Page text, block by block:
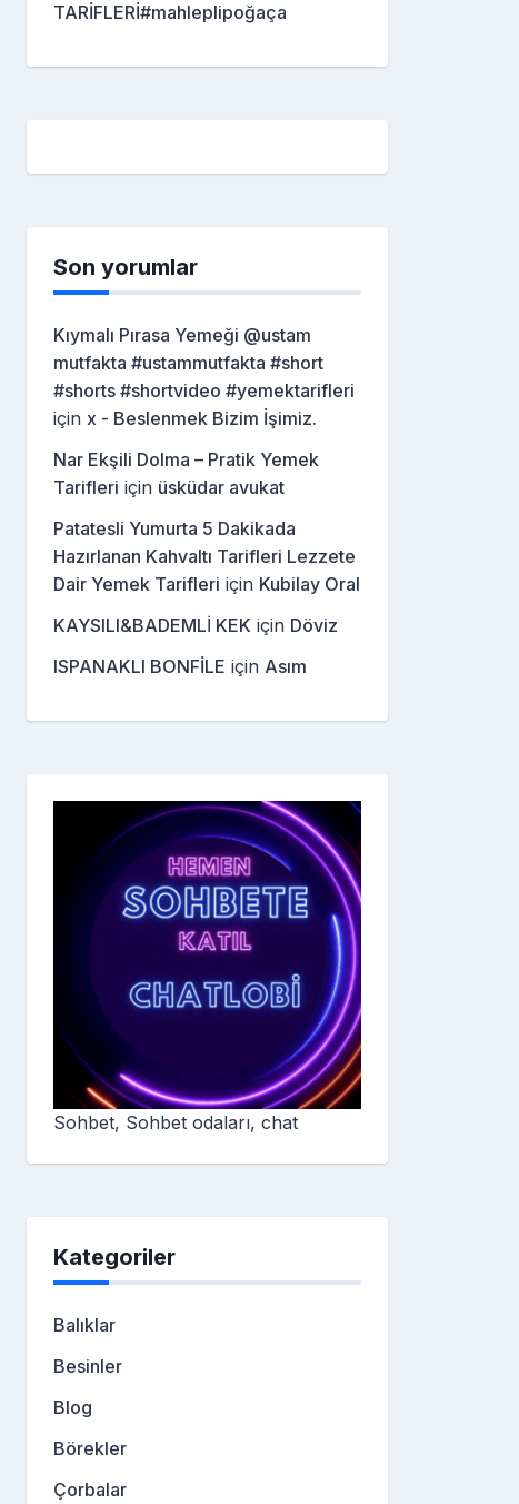
TARİFLERİ#mahleplipoğaça
Son yorumlar
Kıymalı Pırasa Yemeği @ustam
mutfakta #ustammutfakta #short
#shorts #shortvideo #yemektarifleri
için x - Beslenmek Bizim İşimiz.
Nar Ekşili Dolma – Pratik Yemek
Tarifleri için üsküdar avukat
Patatesli Yumurta 5 Dakikada
Hazırlanan Kahvaltı Tarifleri Lezzete
Dair Yemek Tarifleri için Kubilay Oral
KAYSILI&BADEMLİ KEK için Döviz
ISPANAKLI BONFİLE için Asım
Sohbet, Sohbet odaları, chat
Kategoriler
Balıklar
Besinler
Blog
Börekler
Çorbalar